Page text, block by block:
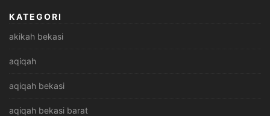
KATEGORI
akikah bekasi
aqiqah
aqiqah bekasi
aqiqah bekasi barat